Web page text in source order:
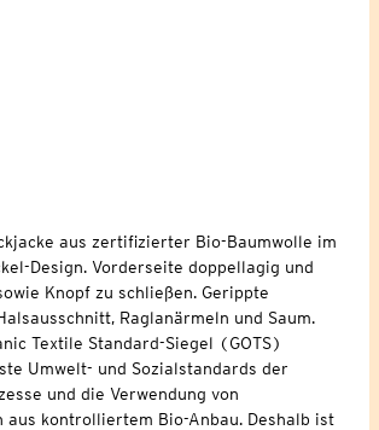
aus zertifizierter Bio-Baumwolle im
Design. Vorderseite doppellagig und
Knopf zu schließen. Gerippte
Raglanärmeln und Saum.
Textile Standard-Siegel (GOTS)
Umwelt- und Sozialstandards der
und die Verwendung von
aus kontrolliertem Bio-Anbau. Deshalb ist